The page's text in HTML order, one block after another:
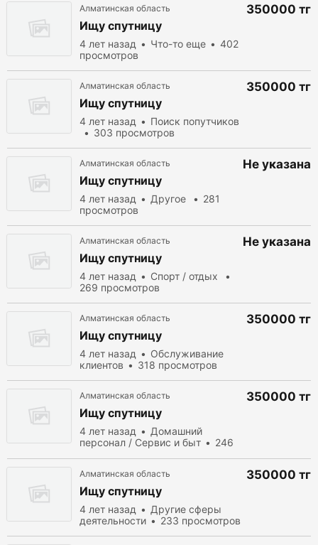
Алматинская область
Ищу спутницу
4 лет назад Что-то еще
402
просмотров
350000 тг
Алматинская область
Ищу спутницу
4 лет назад
Поиск попутчиков
303 просмотров
350000 тг
Алматинская область
Ищу спутницу
4 лет назад Другое
281
просмотров
Не указана
Алматинская область
Ищу спутницу
4 лет назад
Спорт / отдых
269 просмотров
Не указана
Алматинская область
Ищу спутницу
4 лет назад
Обслуживание
клиентов
318 просмотров
350000 тг
Алматинская область
Ищу спутницу
4 лет назад
Домашний
персонал / Сервис и быт
246
350000 тг
Алматинская область
Ищу спутницу
4 лет назад
Другие сферы
деятельности
233 просмотров
350000 тг